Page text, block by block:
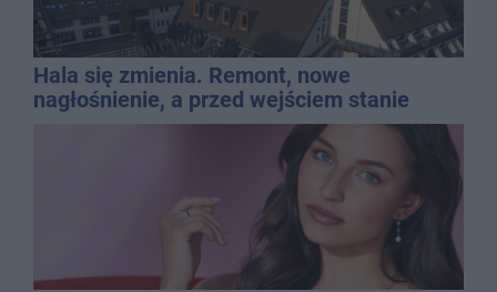
Hala się zmienia. Remont, nowe
nagłośnienie, a przed wejściem stanie
QEMETICA ARENA